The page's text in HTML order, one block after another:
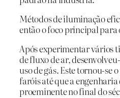
Métodos de iluminação
então o foco principal para
Após experimentar vários
de fluxo de ar,
uso de gás. Este tornou-se
faróis até que a
proeminente no final do